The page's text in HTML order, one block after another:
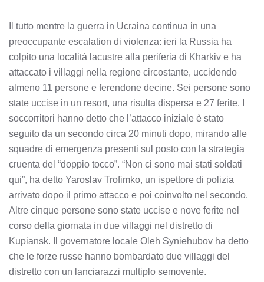
Il tutto mentre la guerra in Ucraina continua in una
preoccupante escalation di violenza: ieri la Russia ha
colpito una località lacustre alla periferia di Kharkiv e ha
attaccato i villaggi nella regione circostante, uccidendo
almeno 11 persone e ferendone decine. Sei persone sono
state uccise in un resort, una risulta dispersa e 27 ferite. I
soccorritori hanno detto che l’attacco iniziale è stato
seguito da un secondo circa 20 minuti dopo, mirando alle
squadre di emergenza presenti sul posto con la strategia
cruenta del “doppio tocco”. “Non ci sono mai stati soldati
qui”, ha detto Yaroslav Trofimko, un ispettore di polizia
arrivato dopo il primo attacco e poi coinvolto nel secondo.
Altre cinque persone sono state uccise e nove ferite nel
corso della giornata in due villaggi nel distretto di
Kupiansk. Il governatore locale Oleh Syniehubov ha detto
che le forze russe hanno bombardato due villaggi del
distretto con un lanciarazzi multiplo semovente.